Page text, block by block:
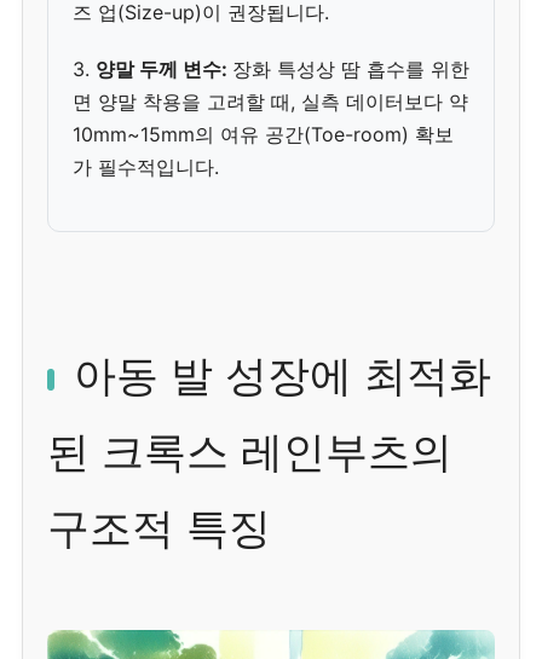
즈 업(Size-up)이 권장됩니다.
3. 양말 두께 변수: 장화 특성상 땀 흡수를 위한
면 양말 착용을 고려할 때, 실측 데이터보다 약
10mm~15mm의 여유 공간(Toe-room) 확보
가 필수적입니다.
아동 발 성장에 최적화
된 크록스 레인부츠의
구조적 특징